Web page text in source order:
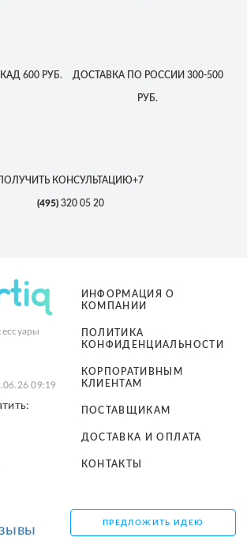
600 РУБ. ДОСТАВКАПО РОССИИ 300-500
РУБ.
ПОЛУЧИТЬ КОНСУЛЬТАЦИЮ+7
(495)320 05 20
09:19
ИНФОРМАЦИЯ О
КОМПАНИИ
ПОЛИТИКА
КОНФИДЕНЦИАЛЬНОСТИ
КОРПОРАТИВНЫМ
КЛИЕНТАМ
ПОСТАВЩИКАМ
ДОСТАВКА И ОПЛАТА
КОНТАКТЫ
ПРЕДЛОЖИТЬ ИДЕЮ